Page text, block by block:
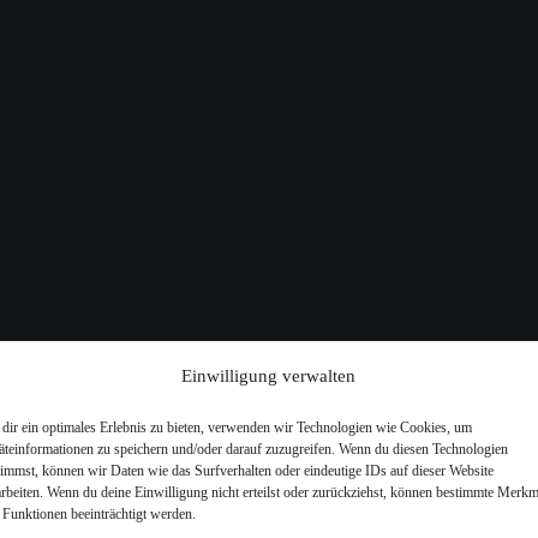
Einwilligung verwalten
ein optimales Erlebnis zu bieten, verwenden wir Technologien wie Cookies, um
zu speichern und/oder darauf zuzugreifen. Wenn du diesen Technologien
können wir Daten wie das Surfverhalten oder eindeutige IDs auf dieser Website
Wenn du deine Einwilligung nicht erteilst oder zurückziehst, können bestimmte
beeinträchtigt werden.